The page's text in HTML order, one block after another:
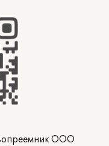
ООО